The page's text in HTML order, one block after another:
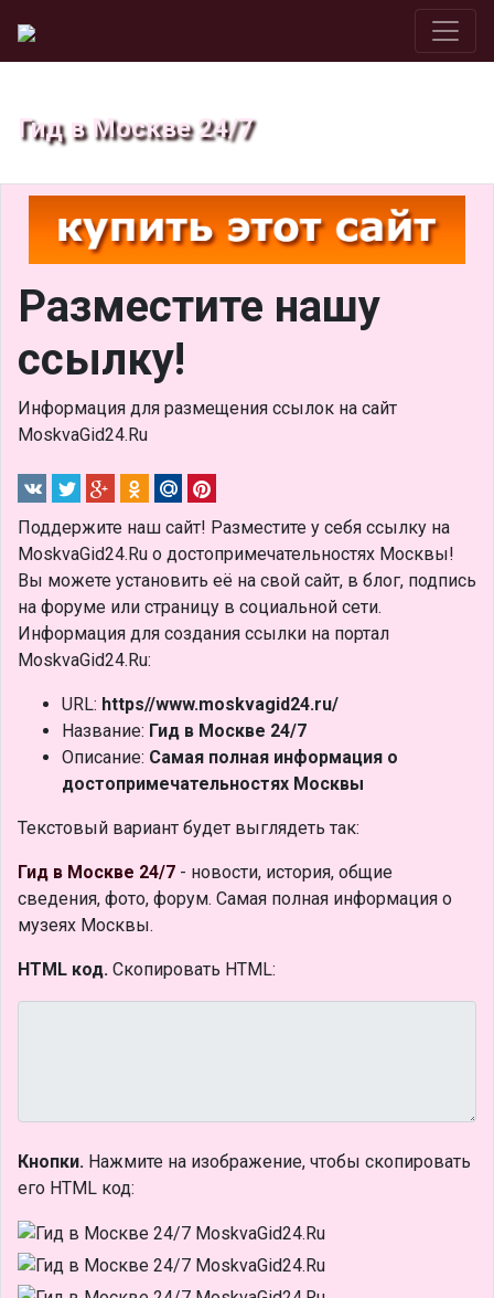
Гид в Москве 24/7
Разместите нашу
ссылку!
Информация для размещения ссылок на сайт
MoskvaGid24.Ru
Поддержите наш сайт! Разместите у себя ссылку на
MoskvaGid24.Ru о достопримечательностях Москвы!
Вы можете установить её на свой сайт, в блог, подпись
на форуме или страницу в социальной сети.
Информация для создания ссылки на портал
MoskvaGid24.Ru:
URL: https//www.moskvagid24.ru/
Название: Гид в Москве 24/7
Описание: Самая полная информация о
достопримечательностях Москвы
Текстовый вариант будет выглядеть так:
Гид в Москве 24/7 - новости, история, общие
сведения, фото, форум. Самая полная информация о
музеях Москвы.
HTML код. Скопировать HTML:
Кнопки. Нажмите на изображение, чтобы скопировать
его HTML код: